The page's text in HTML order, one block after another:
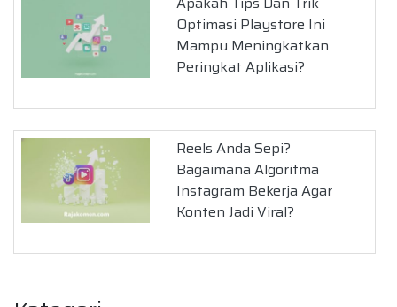
Optimasi Playstore Ini
Mampu Meningkatkan
Peringkat Aplikasi?
Reels Anda Sepi?
Bagaimana Algoritma
Instagram Bekerja Agar
Konten Jadi Viral?